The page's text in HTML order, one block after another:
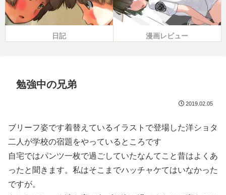
日記 漫画レビュー
勉強中の兄弟
2019.02.05
ブリーフ姿です着替えているイラストで登場した洋ショタ
二人が学校の宿題をやっているところです
自宅ではパンツ一枚で過ごしていたなんてこと昔はよくあ
ったと聞きます。私はそこまでハッチャケてはいなかった
ですが。